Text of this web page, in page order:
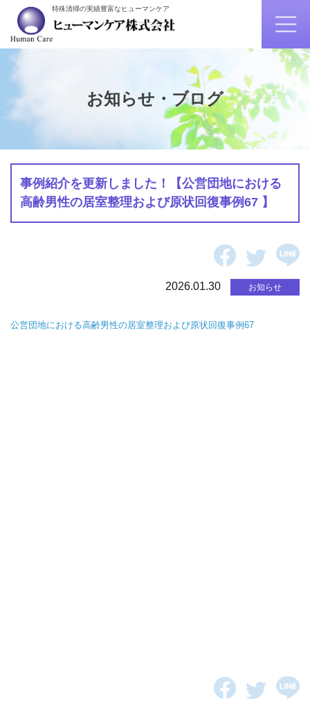
特殊清掃の実績豊富なヒューマンケア
お知らせ・ブログ
事例紹介を更新しました！【公営団地における
高齢男性の居室整理および原状回復事例67 】
2026.01.30 お知らせ
公営団地における高齢男性の居室整理および原状回復事例67